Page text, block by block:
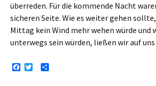
überreden. Für die kommende Nacht
sicheren Seite. Wie es weiter gehen
Mittag kein Wind mehr wehen würde und
unterwegs sein würden, ließen wir auf